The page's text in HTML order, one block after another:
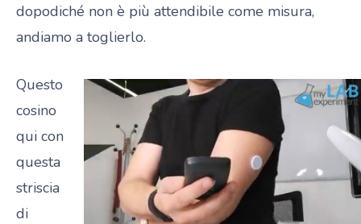
dopodiché non è più attendibile come misura,
andiamo a toglierlo.
Questo
cosino
qui con
questa
striscia
di